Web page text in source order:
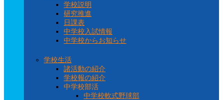
学校説明
研究推進
日課表
中学校入試情報
中学校からお知らせ
学校生活
諸活動の紹介
学校報の紹介
中学校部活
中学校軟式野球部